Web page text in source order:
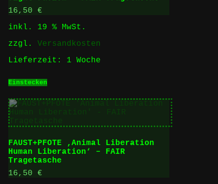
16,50 €
inkl. 19 % MwSt.
zzgl. Versandkosten
Lieferzeit: 1 Woche
Einstecken
FAUST+PFOTE ‚Animal Liberation
Human Liberation‘ – FAIR
Tragetasche
16,50 €